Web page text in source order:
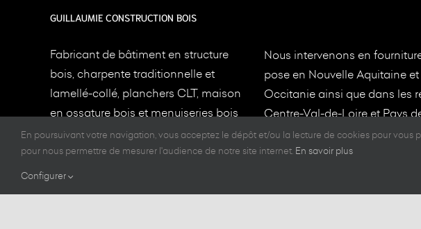
GUILLAUMIE CONSTRUCTION BOIS
Fabricant de bâtiment en structure
bois, charpente traditionnelle et
lamellé-collé, planchers CLT, maison
en ossature bois et menuiseries bois
depuis 1949 àLimogesetToulouse .
grande qualité et aux normes en
Nous intervenons en
pose en Nouvelle Aquitaine et
Occitanie ainsi que dans les
Centre-Val-de-Loire et Pays
en fourniture.Nos usines sont
implantées àAixe-sur-Vienne
En poursuivant votre navigation, vous acceptez le dépôt et/ou la lecture de cookies pour
pour nous permettre de mesurer l'audience de notre site internet. En savoir plus
Configurer